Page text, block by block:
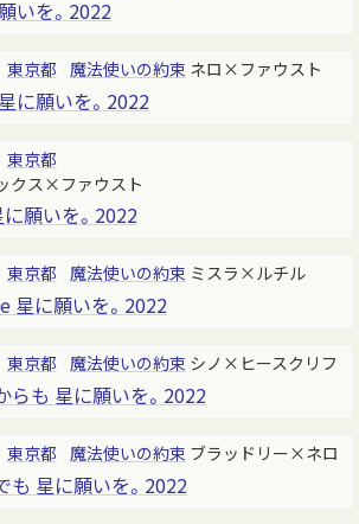
いを。2022
東京都 魔法使いの約束 ネロ×ファウスト
に願いを。2022
東京都
クス×ファウスト
願いを。2022
東京都 魔法使いの約束 ミスラ×ルチル
星に願いを。2022
東京都 魔法使いの約束 シノ×ヒースクリフ
らも 星に願いを。2022
東京都 魔法使いの約束 ブラッドリー×ネロ
も 星に願いを。2022